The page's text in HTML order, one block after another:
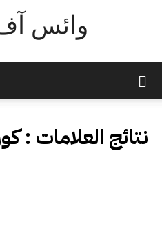
وائس
نتائج العلامات :